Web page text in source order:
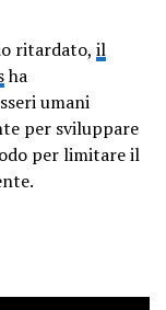
ritardato, il
ha
umani
per sviluppare
per limitare il